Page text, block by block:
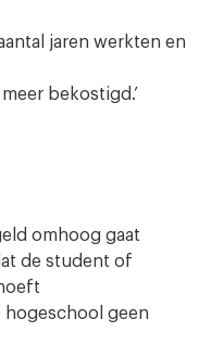
jaren werkten en
bekostigd.’
omhoog gaat
de student of
hogeschool geen